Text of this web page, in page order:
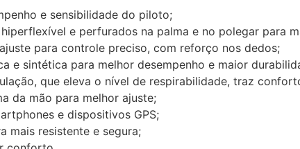
e sensibilidade do piloto;
e perfurados na palma e no polegar para
para controle preciso, com reforço nos dedos;
e sintética para melhor desempenho e maior
que eleva o nível de respirabilidade, traz
da mão para melhor ajuste;
e dispositivos GPS;
mais resistente e segura;